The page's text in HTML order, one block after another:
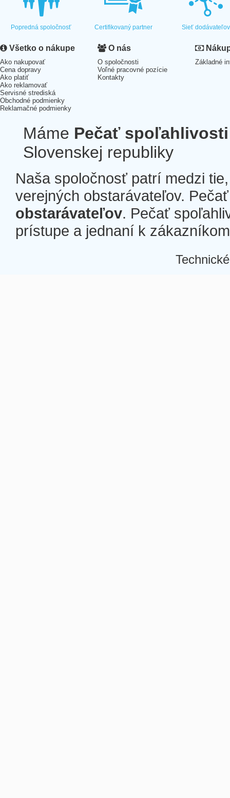
Popredná spoločnosť Certifikovaný partner Sieť dodávateľov
Všetko o nákupe
Ako nakupovať
Cena dopravy
Ako platiť
Ako reklamovať
Servisné strediská
Obchodné podmienky
Reklamačné podmienky
O nás
O spoločnosti
Voľné pracovné pozície
Kontakty
Základné
Máme Pečať spoľahlivosti
Slovenskej republiky
Naša spoločnosť patrí medzi
verejných obstarávateľov.
obstarávateľov. Pečať
prístupe a jednaní k